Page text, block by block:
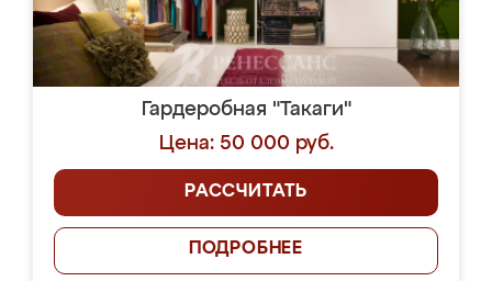
Гардеробная "Такаги"
Цена: 50 000 руб.
РАССЧИТАТЬ
ПОДРОБНЕЕ